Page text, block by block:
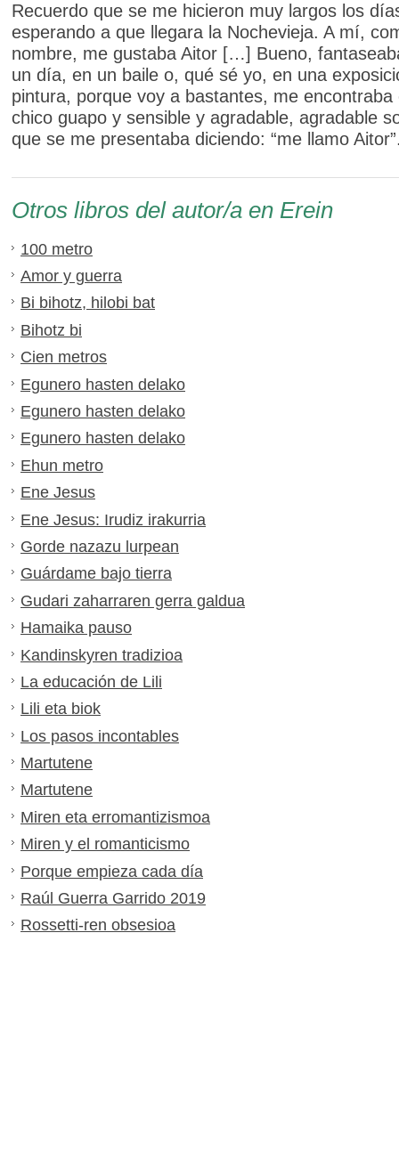
Recuerdo que se me hicieron muy largos los
esperando a que llegara la Nochevieja. A mí,
nombre, me gustaba Aitor […] Bueno,
un día, en un baile o, qué sé yo, en una
pintura, porque voy a bastantes, me encontraba
chico guapo y sensible y agradable, agradable
que se me presentaba diciendo: “me llamo
Otros libros del autor/a en Erein
100 metro
Amor y guerra
Bi bihotz, hilobi bat
Bihotz bi
Cien metros
Egunero hasten delako
Egunero hasten delako
Egunero hasten delako
Ehun metro
Ene Jesus
Ene Jesus: Irudiz irakurria
Gorde nazazu lurpean
Guárdame bajo tierra
Gudari zaharraren gerra galdua
Hamaika pauso
Kandinskyren tradizioa
La educación de Lili
Lili eta biok
Los pasos incontables
Martutene
Martutene
Miren eta erromantizismoa
Miren y el romanticismo
Porque empieza cada día
Raúl Guerra Garrido 2019
Rossetti-ren obsesioa